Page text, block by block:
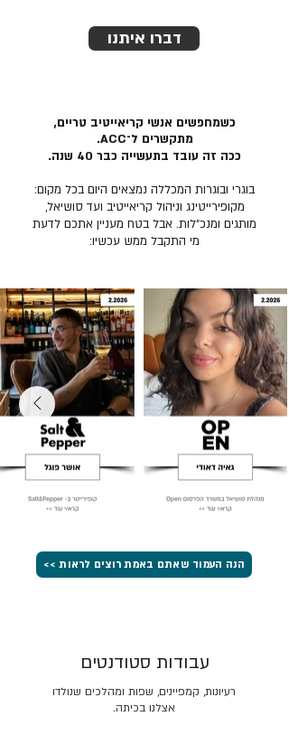
דברו איתנו
כשמחפשים אנשי קריאייטיב טריים,
מתקשרים ל־ACC.
ככה זה עובד בתעשייה כבר 40 שנה.
בוגרי ובוגרות המכללה נמצאים היום בכל מקום:
מקופירייטינג וניהול קריאייטיב ועד סושיאל,
מותגים ומנכ״לות. אבל בטח מעניין אתכם לדעת
מי התקבל ממש עכשיו:
הנה העמוד שאתם באמת רוצים לראות >>
רעיונות, קמפיינים, שפות ומהלכים שנולדו
אצלנו בכיתה.
עבודות סטודנטים